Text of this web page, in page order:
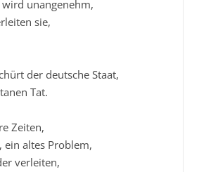
unangenehm,
sie,
der deutsche Staat,
Tat.
Zeiten,
ein altes Problem,
verleiten,